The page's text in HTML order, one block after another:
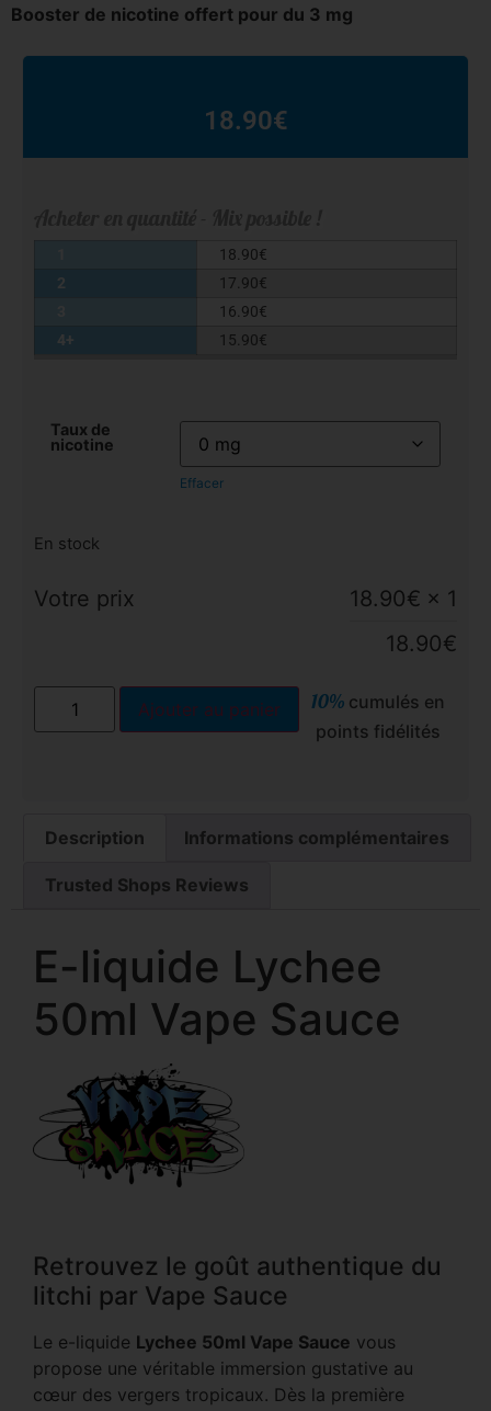
Booster de nicotine offert pour du 3 mg
18.90€
18.90€
2
17.90€
16.90€
4+
15.90€
Taux de
nicotine
Effacer
En stock
Votre prix 18.90€ × 1
18.90€
Ajouter au panier 10% cumulés en
points fidélités
Description Informations complémentaires
Trusted Shops Reviews
E-liquide Lychee
50ml Vape Sauce
Retrouvez le goût authentique du
litchi par Vape Sauce
Le e-liquide Lychee 50ml Vape Sauce vous
propose une véritable immersion gustative au
cœur des vergers tropicaux. Dès la première